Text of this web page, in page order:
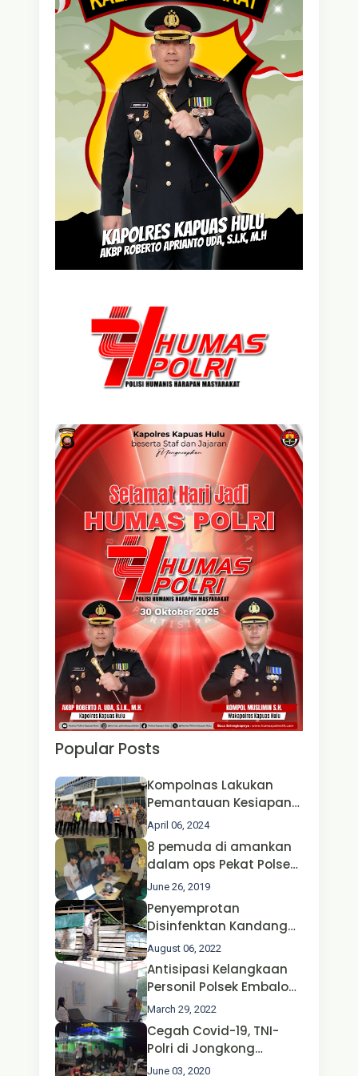
Popular Posts
Kompolnas Lakukan
Pemantauan Kesiapan
Operasi Ketupat 2024 di
Polda Jatim Bersama
Kapolri dan Menteri
Perhubungan
April 06, 2024
8 pemuda di amankan
dalam ops Pekat Polsek
Jongkong
June 26, 2019
Penyemprotan
Disinfenktan Kandang
Ternak Kambing warga
Oleh Satgas Ops Aman
Nusa II Polda Kalbar*
August 06, 2022
Antisipasi Kelangkaan
Personil Polsek Embaloh
Hulu Gencar Lakukan
Pengecekan Oksigen
March 29, 2022
Cegah Covid-19, TNI-
Polri di Jongkong
Himbau Masyarakat
June 03, 2020